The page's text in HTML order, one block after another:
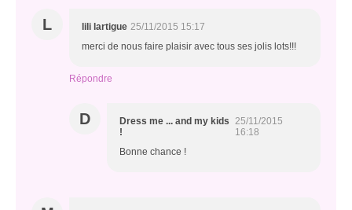
L lili lartigue 25/11/2015 15:17
merci de nous faire plaisir avec tous ses jolis lots!!!
Répondre
D
Dress me ... and my kids
!
25/11/2015
16:18
Bonne chance !